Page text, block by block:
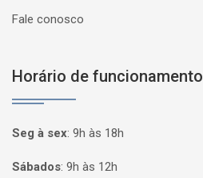
Fale conosco
Horário de funcionamento
Seg à sex: 9h às 18h
Sábados: 9h às 12h